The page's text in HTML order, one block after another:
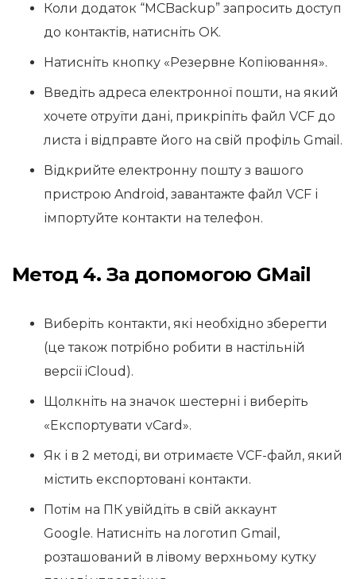
Коли додаток “MCBackup” запросить доступ
до контактів, натисніть OK.
Натисніть кнопку «Резервне Копіювання».
Введіть адреса електронної пошти, на який
хочете отруїти дані, прикріпіть файл VCF до
листа і відправте його на свій профіль Gmail.
Відкрийте електронну пошту з вашого
пристрою Android, завантажте файл VCF і
імпортуйте контакти на телефон.
Метод 4. За допомогою GMail
Виберіть контакти, які необхідно зберегти
(це також потрібно робити в настільній
версії iCloud).
Щолкніть на значок шестерні і виберіть
«Експортувати vCard».
Як і в 2 методі, ви отримаєте VCF-файл, який
містить експортовані контакти.
Потім на ПК увійдіть в свій аккаунт
Google. Натисніть на логотип Gmail,
розташований в лівому верхньому кутку